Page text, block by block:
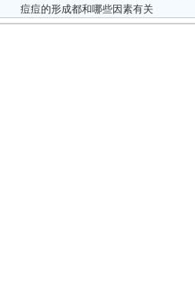
痘痘的形成都和哪些因素有关